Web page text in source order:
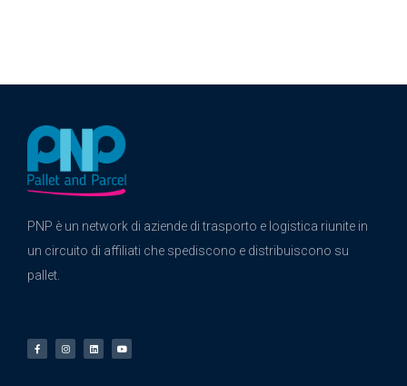
PNP è un network di aziende di trasporto e logistica riunite in
un circuito di affiliati che spediscono e distribuiscono su
pallet.